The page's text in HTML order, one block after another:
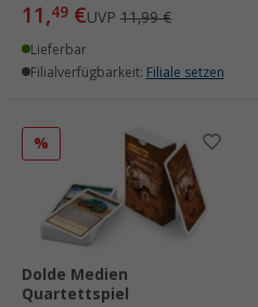
11,49 €UVP 11,99 €
Lieferbar
Filialverfügbarkeit: Filiale setzen
%
Dolde Medien
Quartettspiel